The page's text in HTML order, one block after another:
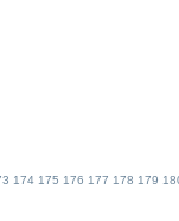
174 175 176 177 178 179